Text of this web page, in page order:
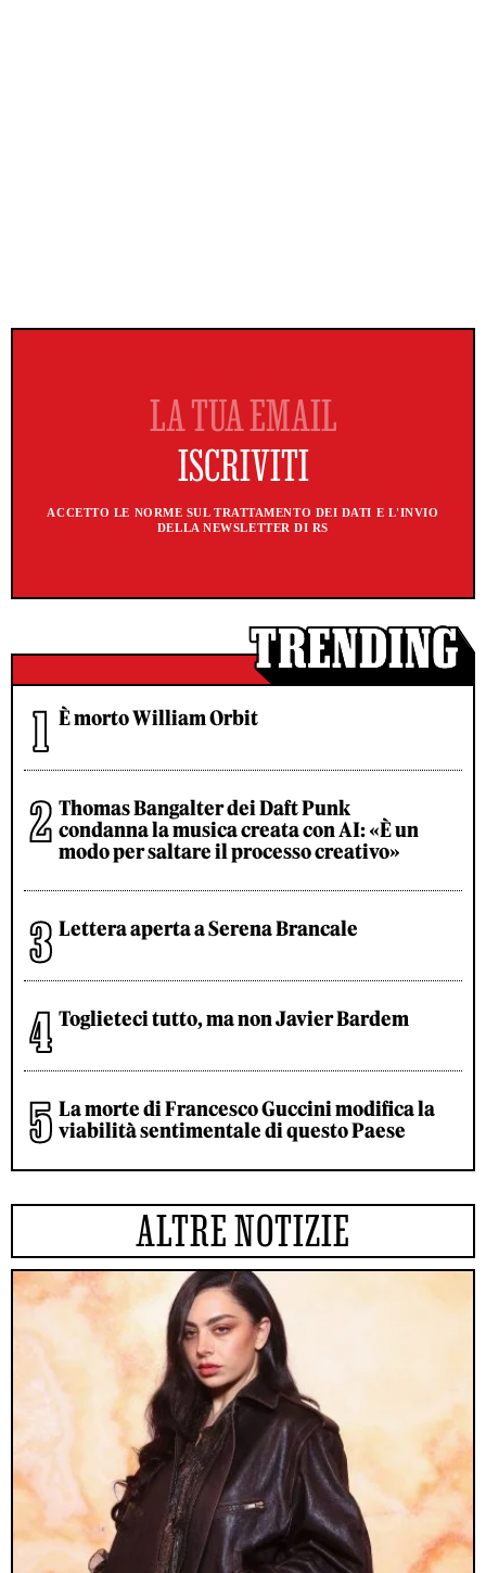
ACCETTO LE NORME SUL TRATTAMENTO DEI DATI E L'INVIO
DELLA NEWSLETTER DI RS
È morto William Orbit
Thomas Bangalter dei Daft Punk
condanna la musica creata con AI: «È un
modo per saltare il processo creativo»
Lettera aperta a Serena Brancale
Toglieteci tutto, ma non Javier Bardem
La morte di Francesco Guccini modifica la
viabilità sentimentale di questo Paese
ALTRE NOTIZIE